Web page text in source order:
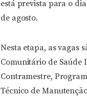
está prevista para o
de agosto.
Nesta etapa, as vagas
Comunitário de Saúde
Contramestre,
Técnico de